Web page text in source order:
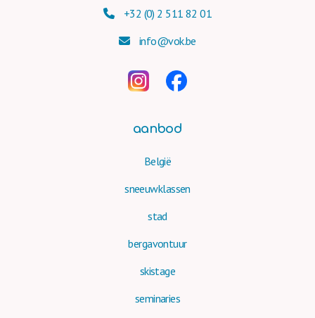
+32 (0) 2 511 82 01
info@vok.be
aanbod
België
sneeuwklassen
stad
bergavontuur
skistage
seminaries